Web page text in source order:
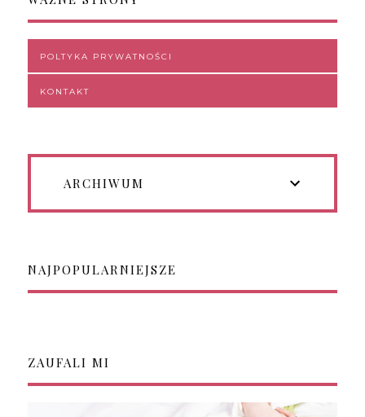
POLTYKA PRYWATNOŚCI
KONTAKT
ARCHIWUM
NAJPOPULARNIEJSZE
ZAUFALI MI